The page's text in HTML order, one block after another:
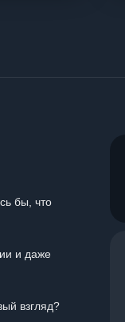
бы, что
и даже
взгляд?